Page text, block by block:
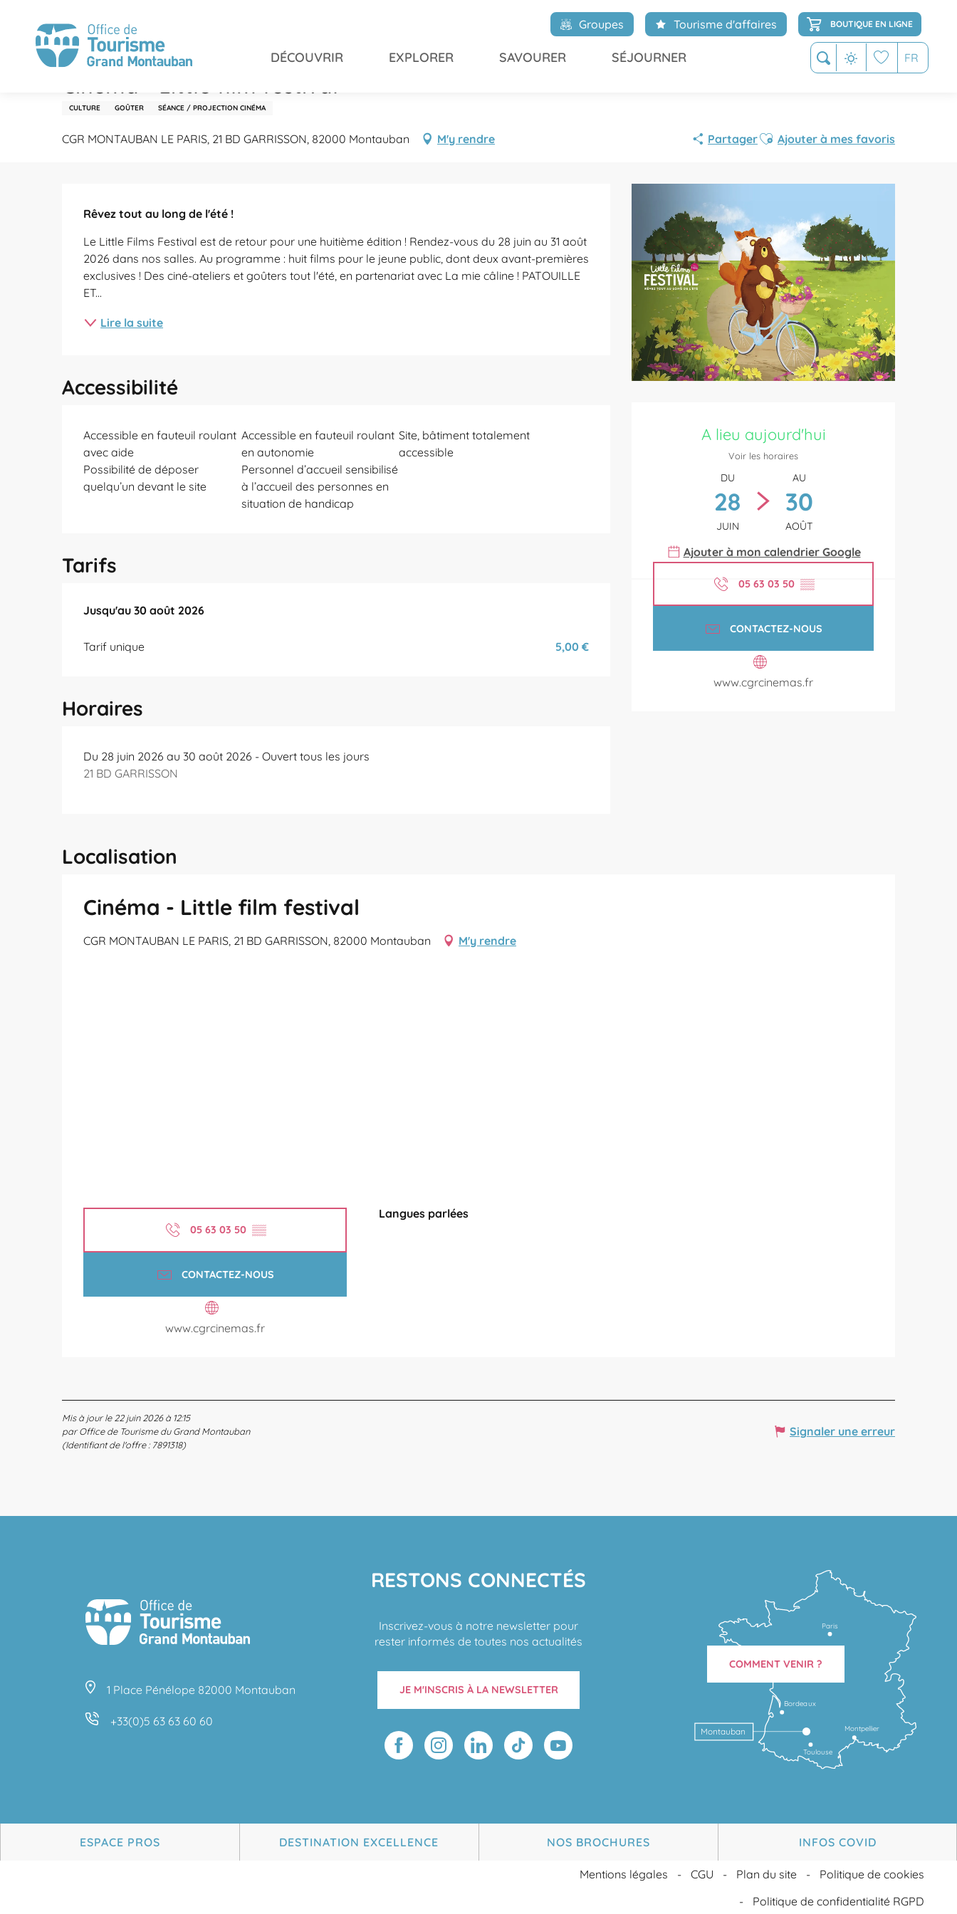
contenu
principal
Recherche FR
Groupes Tourisme d'affaires BOUTIQUE EN LIGNE
DÉCOUVRIR EXPLORER SAVOURER SÉJOURNER
28 juin > 30 août
Cinéma - Little film festival
CULTURE GOÛTER SÉANCE / PROJECTION CINÉMA
CGR MONTAUBAN LE PARIS, 21 BD GARRISSON, 82000 Montauban M'y rendre PartagerAjouter aux favoris
Ajouter à mes favoris
A lieu aujourd'hui
Voir les horaires
DU
28
JUIN
AU
30
AOÛT
Ajouter à mon calendrier Google
05 63 03 50 ▒▒
CONTACTEZ-NOUS
www.cgrcinemas.fr
Rêvez tout au long de l'été !
Le Little Films Festival est de retour pour une huitième édition ! Rendez-vous du 28 juin au 31 août
2026 dans nos salles. Au programme : huit films pour le jeune public, dont deux avant-premières
exclusives ! Des ciné-ateliers et goûters tout l'été, en partenariat avec La mie câline ! PATOUILLE
ET...
Lire la suite
Accessibilité
Accessible en fauteuil roulant
avec aide
Accessible en fauteuil roulant
en autonomie
Site, bâtiment totalement
accessible
Possibilité de déposer
quelqu’un devant le site
Personnel d’accueil sensibilisé
à l’accueil des personnes en
situation de handicap
Tarifs
Du28 juin 2026au30 août 2026
Jusqu'au 30 août 2026
Tarif unique 5,00 €
Horaires
Du 28 juin 2026 au 30 août 2026 - Ouvert tous les jours
21 BD GARRISSON
Localisation
Cinéma - Little film festival
CGR MONTAUBAN LE PARIS, 21 BD GARRISSON, 82000 Montauban M'y rendre
05 63 03 50 ▒▒
CONTACTEZ-NOUS
www.cgrcinemas.fr
Langues parlées
Langues parlées
Mis à jour le 22 juin 2026 à 12:15
par Office de Tourisme du Grand Montauban
(Identifiant de l'offre : 7891318)
Signaler une erreur
1 Place Pénélope 82000 Montauban
+33(0)5 63 63 60 60
RESTONS CONNECTÉS
Inscrivez-vous à notre newsletter pour
rester informés de toutes nos actualités
JE M'INSCRIS À LA NEWSLETTER
Toulouse
Montpellier
Bordeaux
Montauban
Paris
COMMENT VENIR ?
ESPACE PROS DESTINATION EXCELLENCE NOS BROCHURES INFOS COVID
Mentions légales CGU Plan du site
Politique de cookies
Politique de confidentialité RGPD